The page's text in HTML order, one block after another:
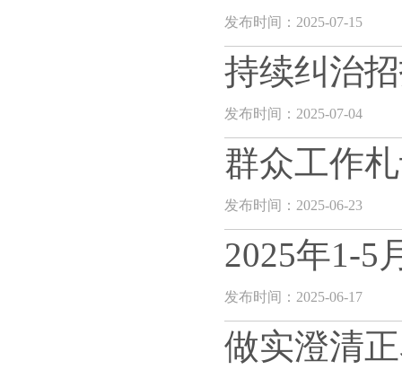
发布时间：2025-07-15
持续纠治
发布时间：2025-07-04
群众工作
发布时间：2025-06-23
2025年1-5
发布时间：2025-06-17
做实澄清